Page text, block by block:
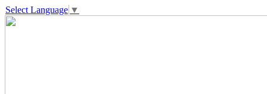
Select Language ▼